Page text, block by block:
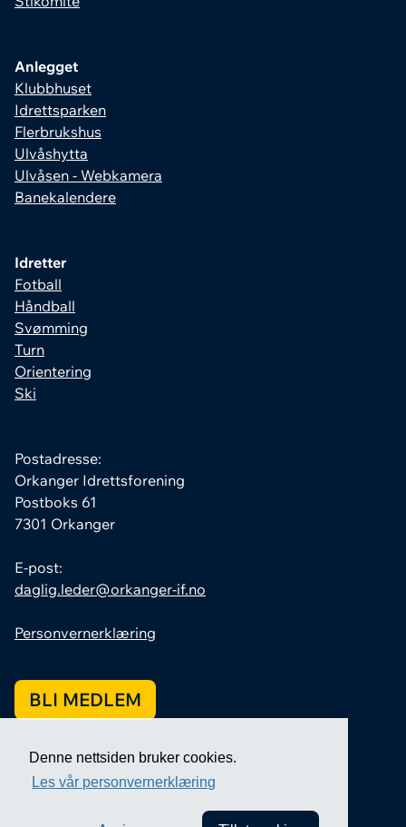
Denne nettsiden bruker cookies.
Les vår personvernerklæring
Anlegget
Klubbhuset
Idrettsparken
Flerbrukshus
Ulvåshytta
Ulvåsen - Webkamera
Banekalendere
Idretter
Fotball
Håndball
Svømming
Turn
Orientering
Ski
Postadresse:
Orkanger Idrettsforening
Postboks 61
7301 Orkanger
E-post:
daglig.leder@orkanger-if.no
Personvernerklæring
BLI MEDLEM